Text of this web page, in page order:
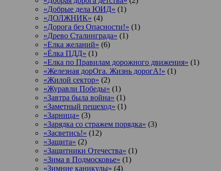
«Добрые дела ЮИД» (1)
«ДОЛЖНИК» (4)
«Дорога без Опасности!» (1)
«Древо Сталинграда» (1)
«Елка желаний» (6)
«Ёлка ПДД» (1)
«Елка по Правилам дорожного движения» (1)
«Железная дорОга. Жизнь дорогА!» (1)
«Жилой сектор» (2)
«Журавли Победы» (1)
«Завтра была война» (1)
«Заметный пешеход» (1)
«Зарница» (3)
«Зарядка со стражем порядка» (3)
«Засветись!» (12)
«Защита» (2)
«Защитники Отечества» (1)
«Зима в Подмосковье» (1)
«Зимние каникулы» (4)